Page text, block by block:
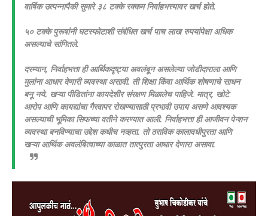
वार्षिक उत्पन्नापैकी सुमारे ३८ टक्के रक्कम निर्वाहभत्त्यावर खर्च होते.
५० टक्के पुरूषांनी घटस्फोटाशी संबंधित खर्च पाच लाख रुपयांपेक्षा अधिक
असल्याचे सांगितले.
दरम्यान, निर्वाहभत्ता ही आर्थिकदृष्ट्या अवलंबून असलेल्या जोडीदाराला आणि
मुलांना आधार देणारी व्यवस्था असावी. ती शिक्षा किंवा आर्थिक शोषणाचे साधन
बनू नये. खऱ्या पीडितांना कायदेशीर संरक्षण मिळालेच पाहिजे. मात्र, खोटे
आरोप आणि कायद्यांचा गैरवापर रोखण्यासाठी प्रभावी उपाय असणे आवश्यक
असल्याची भूमिका सिफच्या वतीने करण्यात आली. निर्वाहभत्ता ही आजीवन पेन्शन
व्यवस्था बनविण्याचा उद्देश कधीच नव्हता. तो ठराविक कालावधीपुरता आणि
खऱ्या आर्थिक अवलंबित्वाच्या काळात तात्पुरता आधार देणारा असावा.